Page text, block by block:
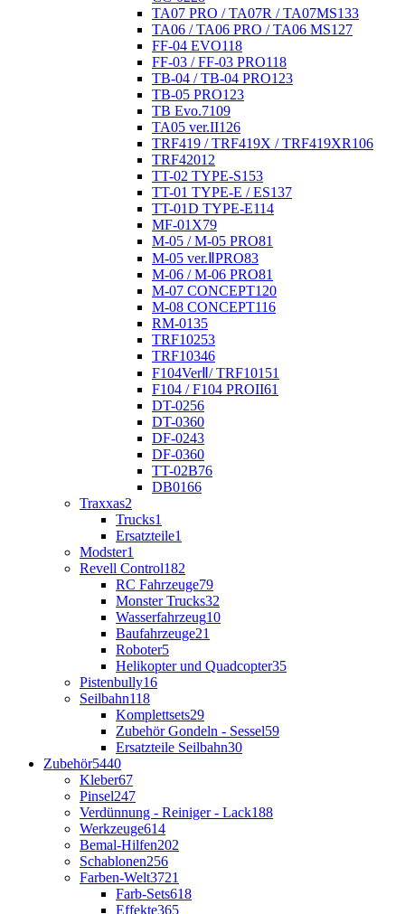
TA07 PRO / TA07R / TA07MS133
TA06 / TA06 PRO / TA06 MS127
FF-04 EVO118
FF-03 / FF-03 PRO118
TB-04 / TB-04 PRO123
TB-05 PRO123
TB Evo.7109
TA05 ver.II126
TRF419 / TRF419X / TRF419XR106
TRF42012
TT-02 TYPE-S153
TT-01 TYPE-E / ES137
TT-01D TYPE-E114
MF-01X79
M-05 / M-05 PRO81
M-05 ver.ⅡPRO83
M-06 / M-06 PRO81
M-07 CONCEPT120
M-08 CONCEPT116
RM-0135
TRF10253
TRF10346
F104VerⅡ/ TRF101 51
F104 / F104 PROII61
DT-0256
DT-0360
DF-0243
DF-0360
TT-02B76
DB0166
Traxxas2
Trucks1
Ersatzteile1
Modster1
Revell Control182
RC Fahrzeuge79
Monster Trucks32
Wasserfahrzeug10
Baufahrzeuge21
Roboter5
Helikopter und Quadcopter35
Pistenbully16
Seilbahn118
Komplettsets29
Zubehör Gondeln - Sessel59
Ersatzteile Seilbahn30
Zubehör5440
Kleber67
Pinsel247
Verdünnung - Reiniger - Lack188
Werkzeuge614
Bemal-Hilfen202
Schablonen256
Farben-Welt3721
Farb-Sets618
Effekte365